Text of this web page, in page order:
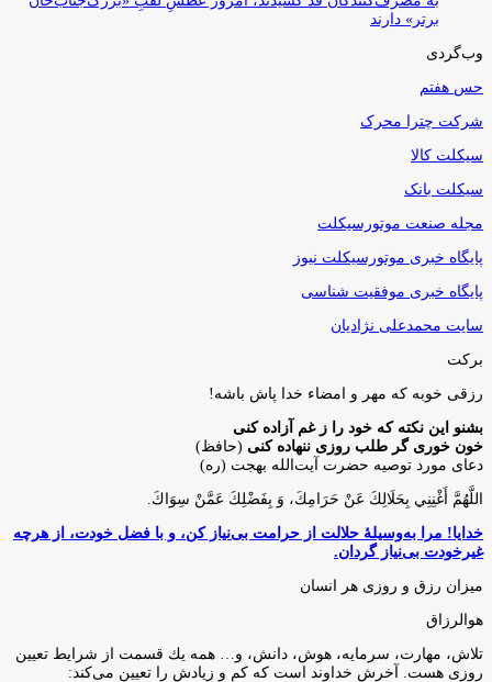
برتر» دارند
وب‌گردی
حس هفتم
شرکت چترا محرک
سیکلت کالا
سیکلت بانک
مجله صنعت موتورسیکلت
پایگاه خبری موتورسیکلت نیوز
پایگاه خبری موفقیت شناسی
سایت محمدعلی نژادیان
برکت
رزقی خوبه كه مهر و امضاء خدا پاش باشه!
بشنو این نکته که خود را ز غم آزاده کنی
خون خوری گر طلب روزی ننهاده کنی (حافظ)
دعای مورد توصیه حضرت آیت‌الله بهجت (ره)
اللَّهُمَّ أَغْنِنِي بِحَلَالِكَ عَنْ حَرَامِكَ، وَ بِفَضْلِكَ عَمَّنْ سِوَاكَ‏.
خدایا! مرا به‌وسیلۀ حلالت از حرامت بی‌نیاز کن، و با فضل خودت، از هرچه
غیرخودت بی‌نیاز گردان.
میزان رزق و روزی هر انسان
هوالرزاق
تلاش، مهارت، سرمايه، هوش، دانش، و… همه يك قسمت از شرايط تعيين
روزى هست. آخرش خداوند است كه كم و زيادش را تعيين مى‌كند: